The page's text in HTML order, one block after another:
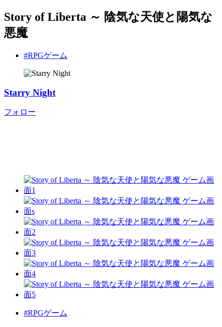
Story of Liberta ～ 陰気な天使と陽気な
悪魔
#RPGゲーム
Starry Night
フォロー
#RPGゲーム